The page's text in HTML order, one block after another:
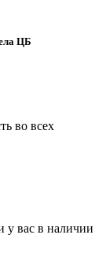
ЦБ
во всех
у вас в наличии